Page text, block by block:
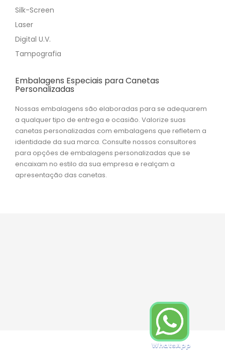
Silk-Screen
Laser
Digital U.V.
Tampografia
Embalagens Especiais para Canetas
Personalizadas
Nossas embalagens são elaboradas para se adequarem
a qualquer tipo de entrega e ocasião. Valorize suas
canetas personalizadas com embalagens que refletem a
identidade da sua marca. Consulte nossos consultores
para opções de embalagens personalizadas que se
encaixam no estilo da sua empresa e realçam a
apresentação das canetas.
WhatsApp